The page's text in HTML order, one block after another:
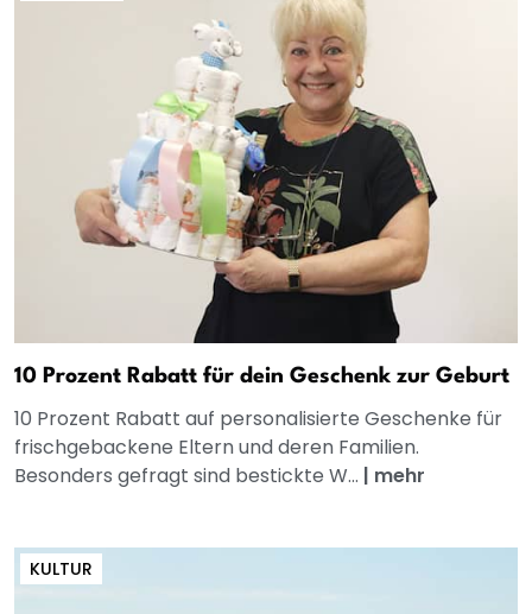
10 Prozent Rabatt für dein Geschenk zur Geburt
10 Prozent Rabatt auf personalisierte Geschenke für
frischgebackene Eltern und deren Familien.
Besonders gefragt sind bestickte W... | mehr
KULTUR